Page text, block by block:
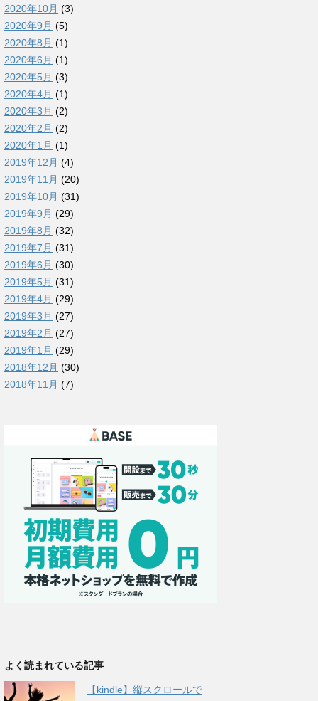
2020年10月 (3)
2020年9月 (5)
2020年8月 (1)
2020年6月 (1)
2020年5月 (3)
2020年4月 (1)
2020年3月 (2)
2020年2月 (2)
2020年1月 (1)
2019年12月 (4)
2019年11月 (20)
2019年10月 (31)
2019年9月 (29)
2019年8月 (32)
2019年7月 (31)
2019年6月 (30)
2019年5月 (31)
2019年4月 (29)
2019年3月 (27)
2019年2月 (27)
2019年1月 (29)
2018年12月 (30)
2018年11月 (7)
よく読まれている記事
【kindle】縦スクロールで